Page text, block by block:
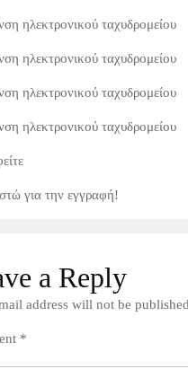
ηλεκτρονικού ταχυδρομείου
ηλεκτρονικού ταχυδρομείου
ηλεκτρονικού ταχυδρομείου
ηλεκτρονικού ταχυδρομείου
για την εγγραφή!
a Reply
address will not be
*